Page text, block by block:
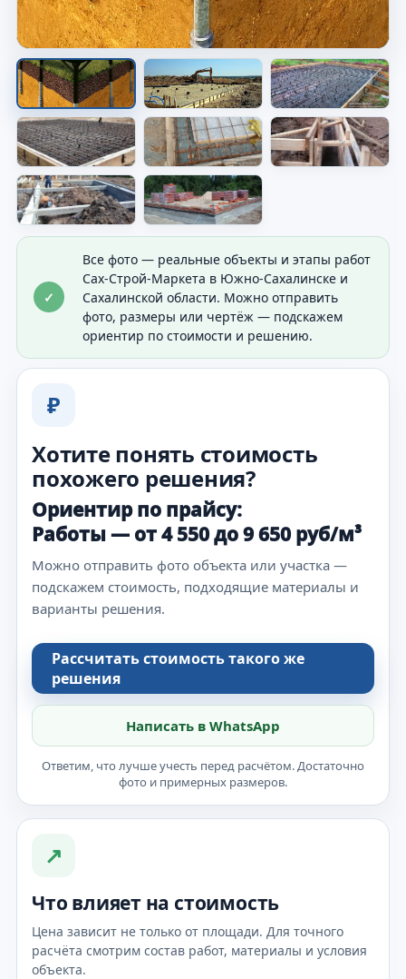
Опалубка перед заливкой
Показана форма будущего основания перед
бетоном.
✓
Все фото — реальные объекты и этапы работ
Сах-Строй-Маркета в Южно-Сахалинске и
Сахалинской области. Можно отправить
фото, размеры или чертёж — подскажем
ориентир по стоимости и решению.
₽
Хотите понять стоимость
похожего решения?
Ориентир по прайсу:
Работы — от 4 550 до 9 650 руб/м³
Можно отправить фото объекта или участка —
подскажем стоимость, подходящие материалы и
варианты решения.
Рассчитать стоимость такого же
решения
Написать в WhatsApp
Ответим, что лучше учесть перед расчётом. Достаточно
фото и примерных размеров.
↗
Что влияет на стоимость
Цена зависит не только от площади. Для точного
расчёта смотрим состав работ, материалы и условия
объекта.